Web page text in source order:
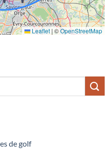
Leaflet | ©OpenStreetMap
de golf